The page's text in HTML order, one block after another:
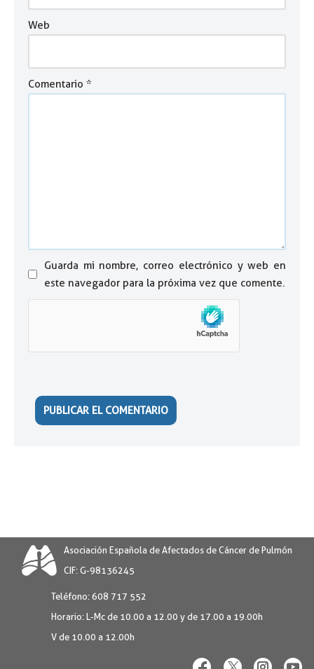
Web
Comentario *
Guarda mi nombre, correo electrónico y web en
este navegador para la próxima vez que comente.
Asociación Española de Afectados de Cáncer de Pulmón
CIF: G-98136245
Teléfono: 608 717 552
Horario: L-Mc de 10.00 a 12.00 y de 17.00 a 19.00h
V de 10.00 a 12.00h